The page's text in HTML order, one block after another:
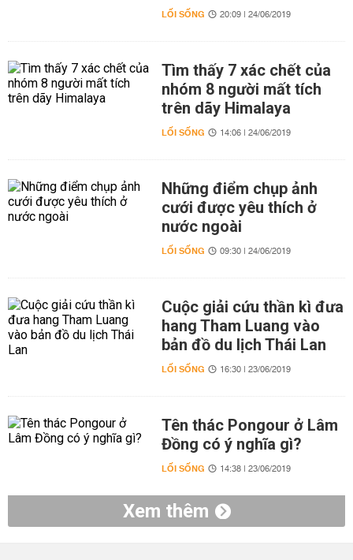
LỐI SỐNG 20:09 | 24/06/2019
Tìm thấy 7 xác chết của
nhóm 8 người mất tích
trên dãy Himalaya
LỐI SỐNG 14:06 | 24/06/2019
Những điểm chụp ảnh
cưới được yêu thích ở
nước ngoài
LỐI SỐNG 09:30 | 24/06/2019
Cuộc giải cứu thần kì đưa
hang Tham Luang vào
bản đồ du lịch Thái Lan
LỐI SỐNG 16:30 | 23/06/2019
Tên thác Pongour ở Lâm
Đồng có ý nghĩa gì?
LỐI SỐNG 14:38 | 23/06/2019
Xem thêm